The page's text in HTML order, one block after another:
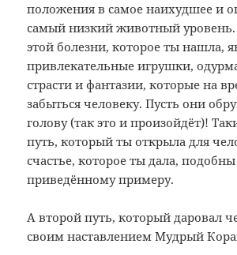
положения в самое наихудшее и
самый низкий животный уровень.
этой болезни, которое ты нашла,
привлекательные игрушки,
страсти и фантазии, которые на
забыться человеку. Пусть они
голову (так это и произойдёт)!
путь, который ты открыла для
счастье, которое ты дала,
приведённому примеру.
А второй путь, который даровал
своим наставлением Мудрый